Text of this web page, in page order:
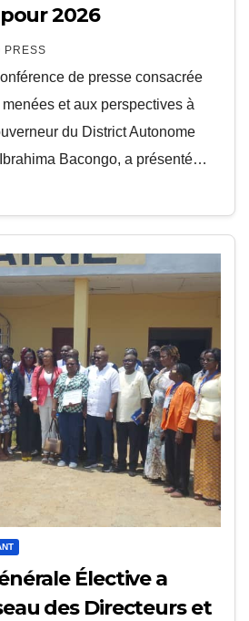
2026
PRESS
de presse consacrée
et aux perspectives à
du District Autonome
Bacongo, a présenté…
Élective a
des Directeurs et